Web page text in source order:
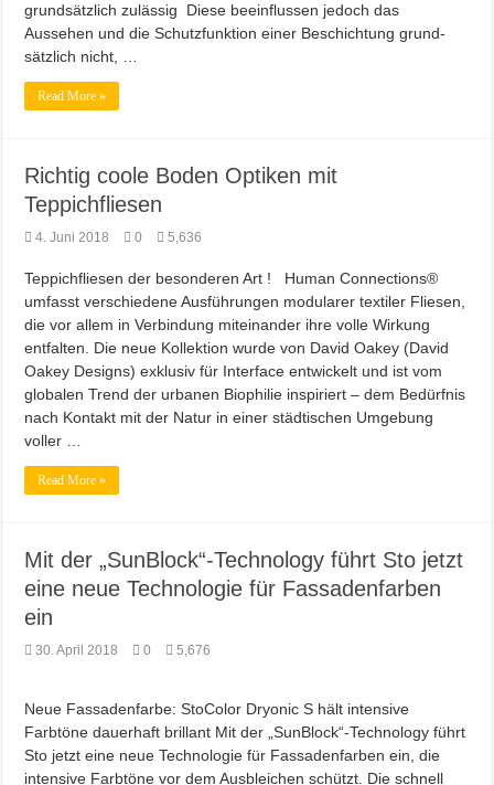
grundsätzlich zulässig Diese beeinflussen jedoch das
Aussehen und die Schutzfunktion einer Beschichtung grund-
sätzlich nicht, …
Read More »
Richtig coole Boden Optiken mit
Teppichfliesen
4. Juni 2018 0 5,636
Teppichfliesen der besonderen Art ! Human Connections®
umfasst verschiedene Ausführungen modularer textiler Fliesen,
die vor allem in Verbindung miteinander ihre volle Wirkung
entfalten. Die neue Kollektion wurde von David Oakey (David
Oakey Designs) exklusiv für Interface entwickelt und ist vom
globalen Trend der urbanen Biophilie inspiriert – dem Bedürfnis
nach Kontakt mit der Natur in einer städtischen Umgebung
voller …
Read More »
Mit der „SunBlock“-Technology führt Sto jetzt
eine neue Technologie für Fassadenfarben
ein
30. April 2018 0 5,676
Neue Fassadenfarbe: StoColor Dryonic S hält intensive
Farbtöne dauerhaft brillant Mit der „SunBlock“-Technology führt
Sto jetzt eine neue Technologie für Fassadenfarben ein, die
intensive Farbtöne vor dem Ausbleichen schützt. Die schnell